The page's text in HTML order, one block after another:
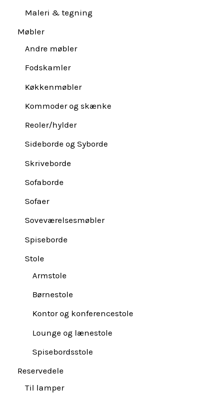
Maleri & tegning
Møbler
Andre møbler
Fodskamler
Køkkenmøbler
Kommoder og skænke
Reoler/hylder
Sideborde og Syborde
Skriveborde
Sofaborde
Sofaer
Soveværelsesmøbler
Spiseborde
Stole
Armstole
Børnestole
Kontor og konferencestole
Lounge og lænestole
Spisebordsstole
Reservedele
Til lamper